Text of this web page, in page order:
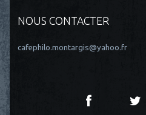
NOUS CONTACTER
cafephilo.montargis@yahoo.fr